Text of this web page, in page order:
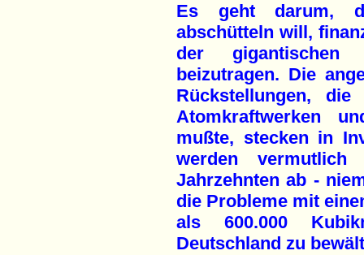
Es geht darum,
abschütteln will,
der gigantischen
beizutragen. Die
Rückstellungen,
Atomkraftwerken
mußte, stecken in
werden
Jahrzehnten ab -
die Probleme mit
als 600.000
Deutschland zu